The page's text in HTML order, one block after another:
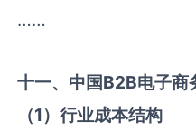
……
十一、中国B2B电子商
（1）行业成本结构